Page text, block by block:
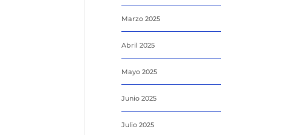
Marzo 2025
Abril 2025
Mayo 2025
Junio 2025
Julio 2025